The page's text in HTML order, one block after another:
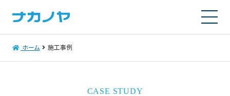
ホーム 施工事例
CASE STUDY